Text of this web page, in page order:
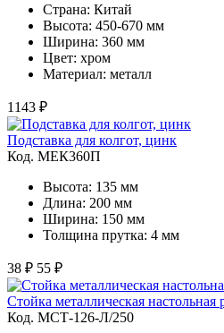
Страна: Китай
Высота: 450-670 мм
Ширина: 360 мм
Цвет: хром
Материал: металл
1143 ₽
Подставка для колгот, цинк
Код. MЕК360П
Высота: 135 мм
Длина: 200 мм
Ширина: 150 мм
Толщина прутка: 4 мм
38 ₽ 55 ₽
Стойка металлическая настольная
Код. MСТ-126-Л/250